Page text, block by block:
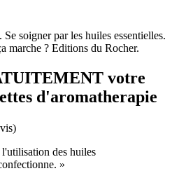
soigner par les huiles essentielles.
marche ? Editions du Rocher.
votre
d'aromatherapie
des huiles
»